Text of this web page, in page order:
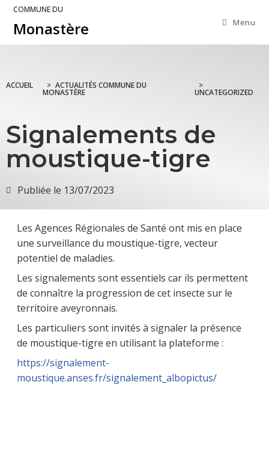
COMMUNE DU
Monastère Menu
ACCUEIL > ACTUALITÉS COMMUNE DU
MONASTÈRE
>
UNCATEGORIZED
Signalements de
moustique-tigre
Publiée le 13/07/2023
Les Agences Régionales de Santé ont mis en place
une surveillance du moustique-tigre, vecteur
potentiel de maladies.
Les signalements sont essentiels car ils permettent
de connaître la progression de cet insecte sur le
territoire aveyronnais.
Les particuliers sont invités à signaler la présence
de moustique-tigre en utilisant la plateforme :
https://signalement-
moustique.anses.fr/signalement_albopictus/